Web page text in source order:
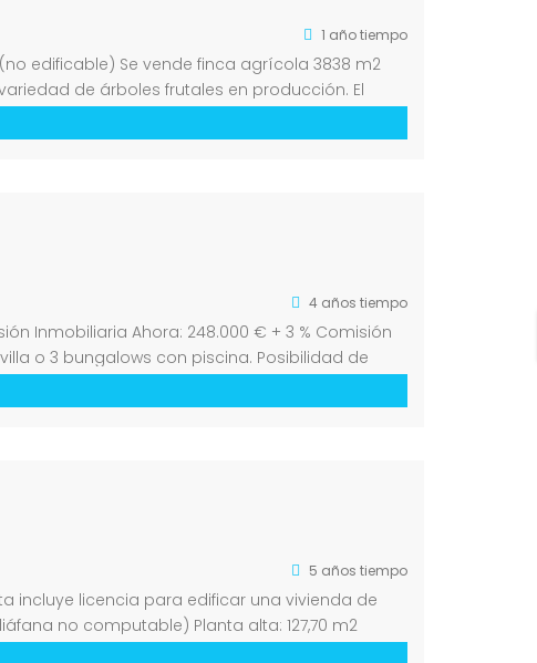
1 año tiempo
edificable) Se vende finca agrícola 3838 m2
de árboles frutales en producción. El
4 años tiempo
Inmobiliaria Ahora: 248.000 € + 3 % Comisión
o 3 bungalows con piscina. Posibilidad de
5 años tiempo
incluye licencia para edificar una vivienda de
no computable) Planta alta: 127,70 m2